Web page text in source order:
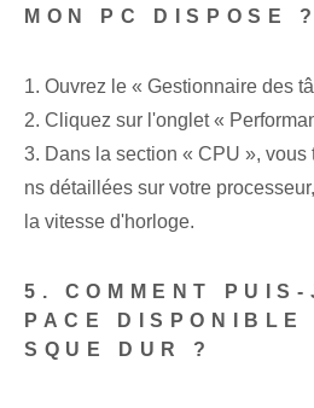
MON PC DISPOSE ?
1. Ouvrez le « Gestionnaire des
2. Cliquez⁢ sur⁢ l'onglet «
3. Dans la section « CPU », vous
ns détaillées sur votre
la vitesse d'horloge.
5. COMMENT
PACE DISPONIBLE
SQUE DUR ?